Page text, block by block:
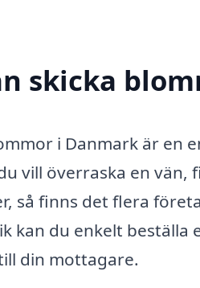
skicka
i Danmark är en
vill överraska en vän,
så finns det flera
kan du enkelt
din mottagare.